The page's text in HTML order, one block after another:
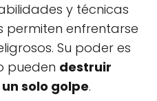
y técnicas
permiten enfrentarse
Su poder es
pueden destruir
solo golpe.